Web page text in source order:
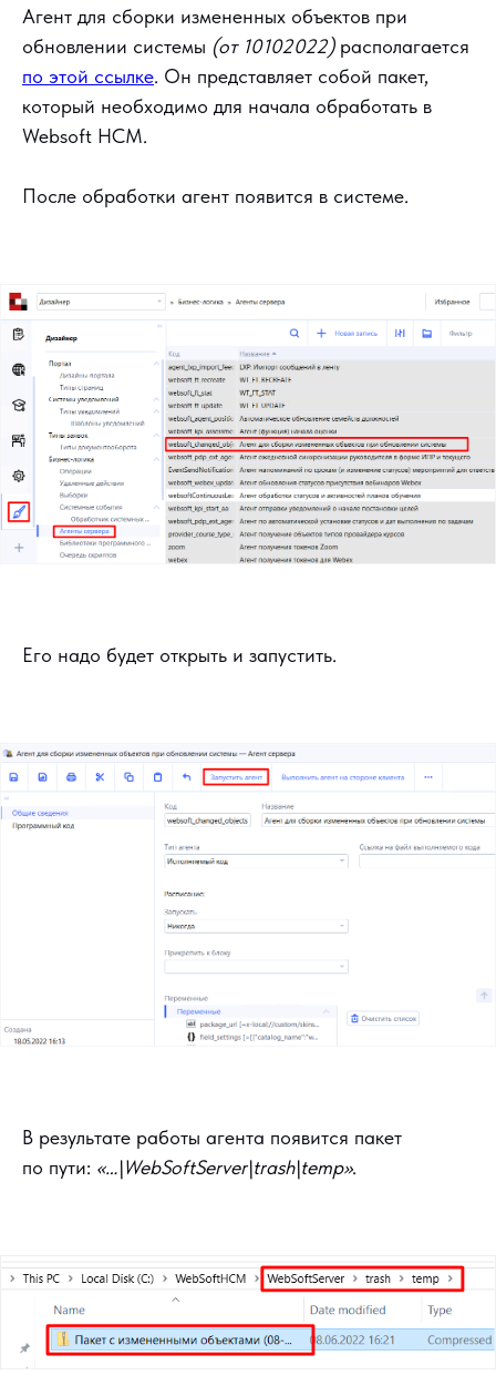
Агент для сборки измененных объектов при
обновлении системы (от 10102022)располагается
по этой ссылке. Он представляет собой пакет,
который необходимо для начала обработать в
Websoft HCM.
После обработки агент появится в системе.
Его надо будет открыть и запустить.
В результате работы агента появится пакет
по пути: «…\WebSoftServer\trash\temp».